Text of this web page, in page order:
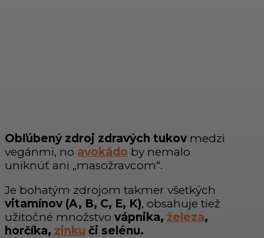
Obľúbený zdroj zdravých tukovmedzi
vegánmi, no avokádo by nemalo
uniknúť ani „masožravcom“.
Je bohatým zdrojom takmer všetkých
vitamínov (A, B, C, E, K), obsahuje tiež
užitočné množstvo vápnika, železa,
horčíka, zinku či selénu.